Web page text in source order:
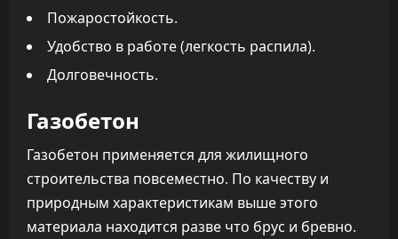
Пожаростойкость.
Удобство в работе (легкость распила).
Долговечность.
Газобетон
Газобетон применяется для жилищного
строительства повсеместно. По качеству и
природным характеристикам выше этого
материала находится разве что брус и бревно.